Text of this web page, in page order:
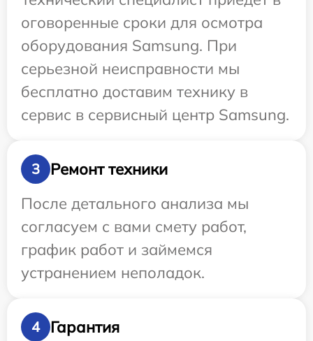
оговоренные сроки для осмотра
оборудования Samsung. При
серьезной неисправности мы
бесплатно доставим технику в
сервис в сервисный центр Samsung.
3
Ремонт техники
После детального анализа мы
согласуем с вами смету работ,
график работ и займемся
устранением неполадок.
4
Гарантия